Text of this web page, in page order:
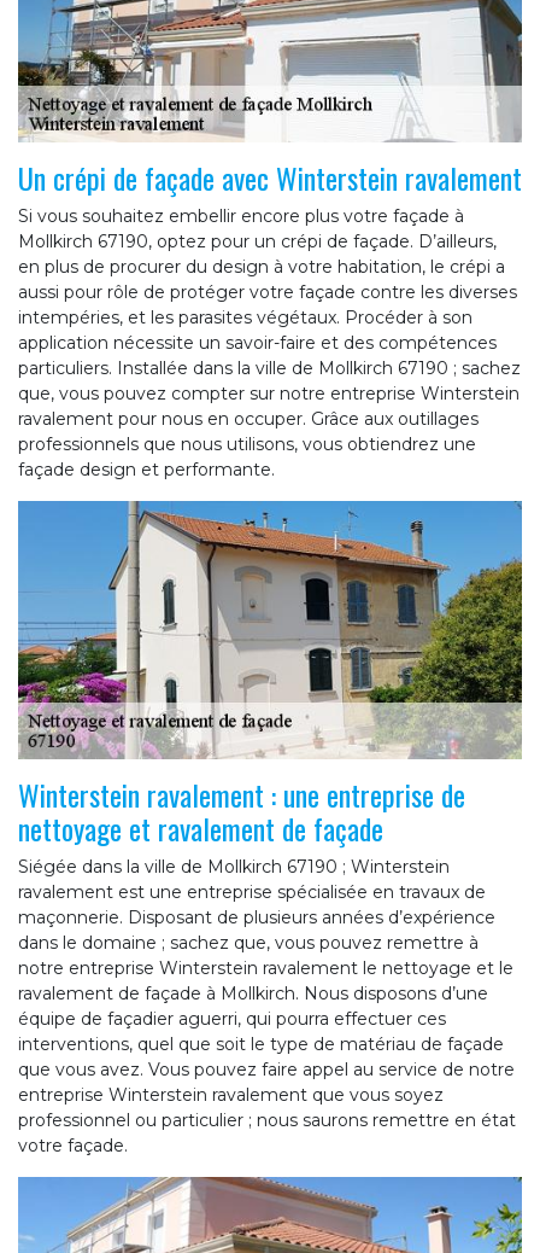
Un crépi de façade avec Winterstein ravalement
Si vous souhaitez embellir encore plus votre façade à
Mollkirch 67190, optez pour un crépi de façade. D’ailleurs,
en plus de procurer du design à votre habitation, le crépi a
aussi pour rôle de protéger votre façade contre les diverses
intempéries, et les parasites végétaux. Procéder à son
application nécessite un savoir-faire et des compétences
particuliers. Installée dans la ville de Mollkirch 67190 ; sachez
que, vous pouvez compter sur notre entreprise Winterstein
ravalement pour nous en occuper. Grâce aux outillages
professionnels que nous utilisons, vous obtiendrez une
façade design et performante.
Winterstein ravalement : une entreprise de
nettoyage et ravalement de façade
Siégée dans la ville de Mollkirch 67190 ; Winterstein
ravalement est une entreprise spécialisée en travaux de
maçonnerie. Disposant de plusieurs années d’expérience
dans le domaine ; sachez que, vous pouvez remettre à
notre entreprise Winterstein ravalement le nettoyage et le
ravalement de façade à Mollkirch. Nous disposons d’une
équipe de façadier aguerri, qui pourra effectuer ces
interventions, quel que soit le type de matériau de façade
que vous avez. Vous pouvez faire appel au service de notre
entreprise Winterstein ravalement que vous soyez
professionnel ou particulier ; nous saurons remettre en état
votre façade.